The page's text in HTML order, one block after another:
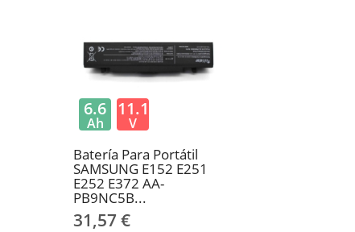
Batería Para Portátil
SAMSUNG E152 E251
E252 E372 AA-
PB9NC5B...
31,57 €
6.6
Ah
11.1
V